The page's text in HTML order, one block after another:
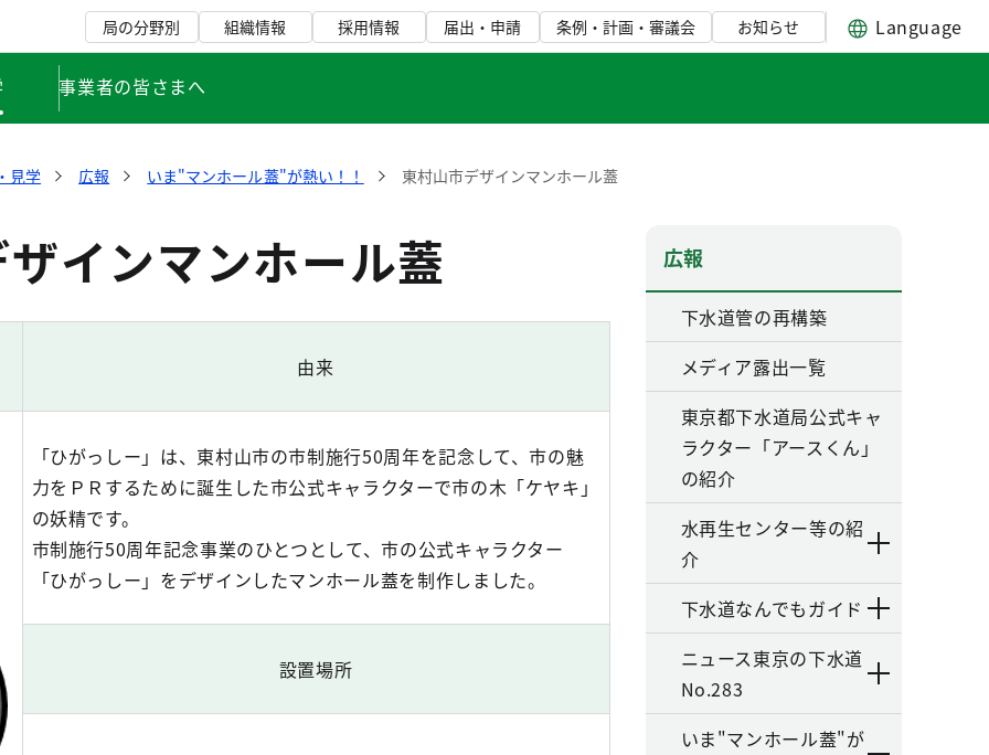
局の分野別 組織情報 採用情報 届出・申請 条例・計画・審議会 お知らせ Language
事業者の皆さまへ
見学 広報 いま"マンホール蓋"が熱い！！ 東村山市デザインマンホール蓋
インマンホール蓋
由来
「ひがっしー」は、東村山市の市制施行50周年を記念して、市の魅
力をＰＲするために誕生した市公式キャラクターで市の木「ケヤキ」
の妖精です。
市制施行50周年記念事業のひとつとして、市の公式キャラクター
「ひがっしー」をデザインしたマンホール蓋を制作しました。
設置場所
広報
下水道管の再構築
メディア露出一覧
東京都下水道局公式キャ
ラクター「アースくん」
の紹介
水再生センター等の紹
介
下水道なんでもガイド
ニュース東京の下水道
No.283
いま"マンホール蓋"が